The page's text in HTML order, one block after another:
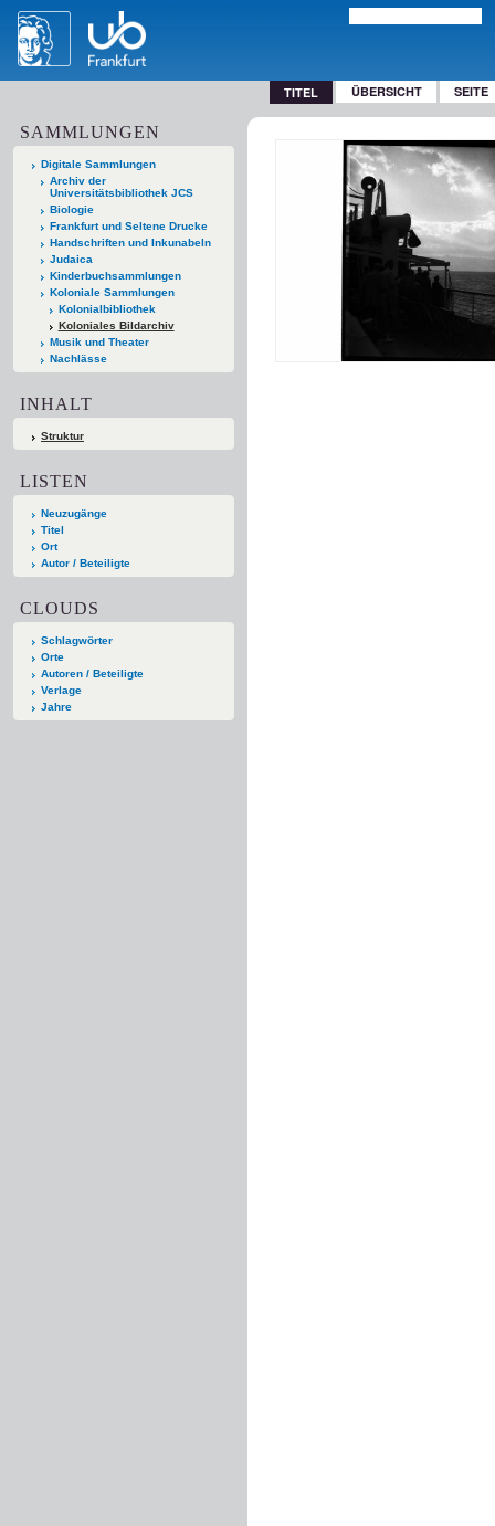
TITEL ÜBERSICHT SEITE
SAMMLUNGEN
Digitale Sammlungen
Archiv der
Universitätsbibliothek JCS
Biologie
Frankfurt und Seltene Drucke
Handschriften und Inkunabeln
Judaica
Kinderbuchsammlungen
Koloniale Sammlungen
Kolonialbibliothek
Koloniales Bildarchiv
Musik und Theater
Nachlässe
INHALT
Struktur
LISTEN
Neuzugänge
Titel
Ort
Autor / Beteiligte
CLOUDS
Schlagwörter
Orte
Autoren / Beteiligte
Verlage
Jahre